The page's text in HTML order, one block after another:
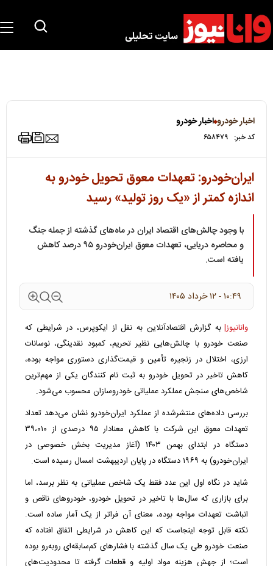
اخبار خودرو اخبار خودرو
کد خبر: ۶۵۸۴۷۹
ایران‌خودرو: تعهدات معوق تحویل خودرو به
اندازه کمتر از «یک روز تولید» رسید
با وجود چالش‌های اقتصاد ایران در ماه‌های گذشته از جمله جنگ
و محاصره دریایی، تعهدات معوق ایران‌خودرو ۹۵ درصد کاهش
یافته است.
۱۰:۴۹ - ۱۲ خرداد ۱۴۰۵
وانانیوز| به گزارش اقتصادآنلاین به نقل از ایکوپرس، در شرایطی که
صنعت خودرو با چالش‌هایی نظیر تحریم، کمبود نقدینگی، نوسانات
ارزی، اختلال در زنجیره تأمین و قیمت‌گذاری دستوری مواجه بوده،
کاهش تاخیر در تحویل خودرو به ثبت نام کنندگان یکی از مهم‌ترین
شاخص‌های سنجش عملکرد عملیاتی خودروسازان محسوب می‌شود.
بررسی داده‌های منتشرشده از عملکرد ایران‌خودرو نشان می‌دهد تعداد
تعهدات معوق این شرکت با کاهش معنادار ۹۵ درصدی از ۳۹،۰۱۰
دستگاه در ابتدای بهمن ۱۴۰۳ (آغاز مدیریت بخش خصوصی در
ایران‌خودرو) به ۱۹۶۹ دستگاه در پایان اردیبهشت امسال رسیده است.
شاید در نگاه اول این عدد فقط یک شاخص عملیاتی به نظر برسد، اما
برای بازاری که سال‌ها با تاخیر در تحویل خودرو، خودرو‌های ناقص و
انباشت تعهدات مواجه بوده، معنای آن فراتر از یک آمار ساده است.
نکته قابل توجه اینجاست که این کاهش در شرایطی اتفاق افتاده که
صنعت خودرو طی یک سال گذشته با فشار‌های کم‌سابقه‌ای روبه‌رو بوده
است؛ از جهش هزینه مواد اولیه و قطعات گرفته تا محدودیت‌های